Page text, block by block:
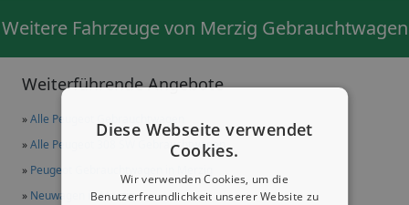
Weiterführende Angebote
»Alle Peugeot Gebrauchtwagen
»Alle Peugeot 308 SW Gebrauchtwagen
» Peugeot Gebrauchtwagen in Merzig
» Neuwagen in Merzig
Weitere Fahrzeuge von Merzig Gebrauchtwagen
Diese Webseite verwendet
Cookies.
Wir verwenden Cookies, um die
Benutzerfreundlichkeit unserer Website zu